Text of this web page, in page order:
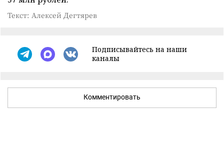
Текст: Алексей Дегтярев
Подписывайтесь на наши
каналы
Комментировать